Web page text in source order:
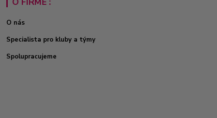
O nás
Specialista pro kluby a týmy
Spolupracujeme